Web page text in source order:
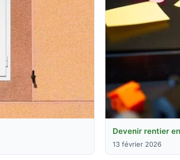
Devenir rentier
13 février 2026